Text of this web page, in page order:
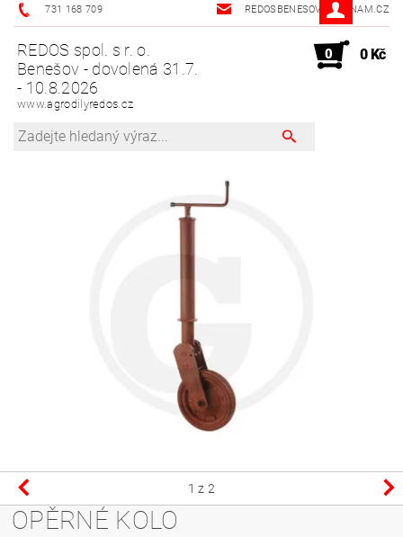
731 168 709 REDOSBENESOV@SEZNAM.CZ
REDOS spol. s r. o.
Benešov - dovolená 31.7.
- 10.8.2026
www.agrodilyredos.cz
0 0 Kč
1 z 2
OPĚRNÉ KOLO